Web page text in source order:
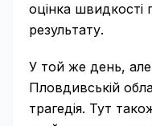
оцінка швидкості
результату.
У той же день, але
Пловдивській
трагедія. Тут